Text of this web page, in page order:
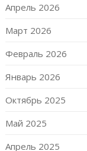
Апрель 2026
Март 2026
Февраль 2026
Январь 2026
Октябрь 2025
Май 2025
Апрель 2025